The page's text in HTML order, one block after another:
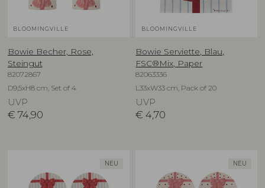
BLOOMINGVILLE
Bowie Becher, Rose,
Steingut
82072867
D9,5xH8 cm, Set of 4
UVP
€ 74,90
BLOOMINGVILLE
Bowie Serviette, Blau,
FSC®Mix, Paper
82063336
L33xW33 cm, Pack of 20
UVP
€ 4,70
NEU NEU